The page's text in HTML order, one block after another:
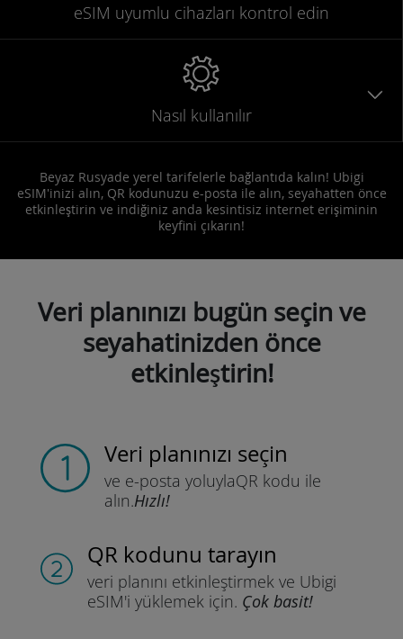
eSIM uyumlu cihazları kontrol edin
Nasıl kullanılır
Beyaz Rusyade yerel tarifelerle bağlantıda kalın! Ubigi
eSIM'inizi alın, QR kodunuzu e-posta ile alın, seyahatten önce
etkinleştirin ve indiğiniz anda kesintisiz internet erişiminin
keyfini çıkarın!
Veri planınızı bugün seçin ve
seyahatinizden önce
etkinleştirin!
Veri planınızı seçin
ve e-posta yoluylaQR kodu ile
alın.Hızlı!
QR kodunu tarayın
veri planını etkinleştirmek ve Ubigi
eSIM'i yüklemek için. Çok basit!